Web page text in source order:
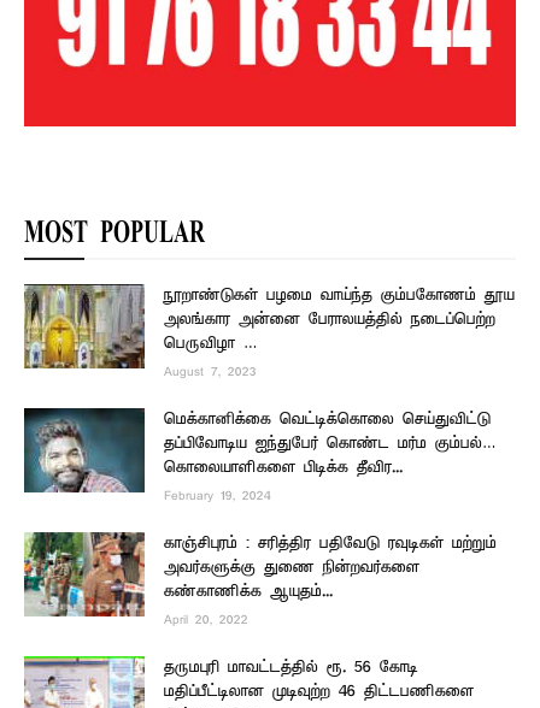
MOST POPULAR
நூறாண்டுகள் பழமை வாய்ந்த கும்பகோணம் தூய
அலங்கார அன்னை பேராலயத்தில் நடைப்பெற்ற
பெருவிழா …
August 7, 2023
மெக்கானிக்கை வெட்டிக்கொலை செய்துவிட்டு
தப்பிவோடிய ஐந்துபேர் கொண்ட மர்ம கும்பல்…
கொலையாளிகளை பிடிக்க தீவிர...
February 19, 2024
காஞ்சிபுரம் : சரித்திர பதிவேடு ரவுடிகள் மற்றும்
அவர்களுக்கு துணை நின்றவர்களை
கண்காணிக்க ஆயுதம்...
April 20, 2022
தருமபுரி மாவட்டத்தில் ரூ. 56 கோடி
மதிப்பீட்டிலான முடிவுற்ற 46 திட்டபணிகளை